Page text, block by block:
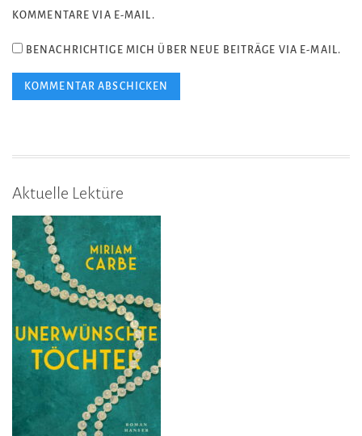
KOMMENTARE VIA E-MAIL.
BENACHRICHTIGE MICH ÜBER NEUE BEITRÄGE VIA E-MAIL.
Aktuelle Lektüre